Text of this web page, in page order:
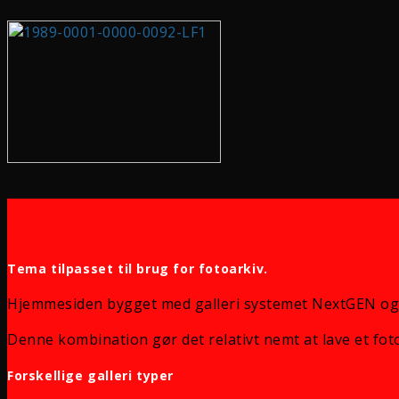
Tema tilpasset til brug for fotoarkiv.
Hjemmesiden bygget med galleri systemet NextGEN
Denne kombination gør det relativt nemt at lave et
Forskellige galleri typer